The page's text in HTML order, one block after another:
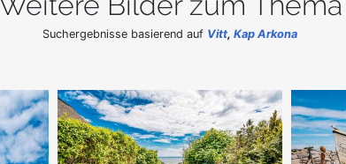
Suchergebnisse basierend auf Vitt, Kap Arkona